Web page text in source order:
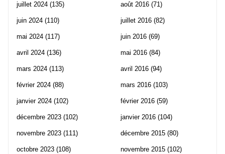
juillet 2024 (135)
juin 2024 (110)
mai 2024 (117)
avril 2024 (136)
mars 2024 (113)
février 2024 (88)
janvier 2024 (102)
décembre 2023 (102)
novembre 2023 (111)
octobre 2023 (108)
août 2016 (71)
juillet 2016 (82)
juin 2016 (69)
mai 2016 (84)
avril 2016 (94)
mars 2016 (103)
février 2016 (59)
janvier 2016 (104)
décembre 2015 (80)
novembre 2015 (102)